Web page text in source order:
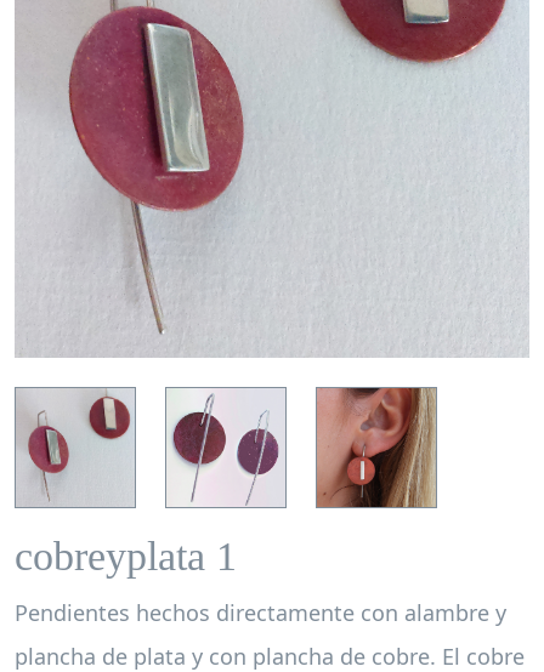
cobreyplata 1
Pendientes hechos directamente con alambre y
plancha de plata y con plancha de cobre. El cobre